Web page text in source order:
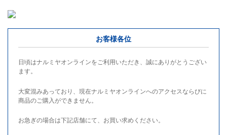
お客様各位
日頃はナルミヤオンラインをご利用いただき、誠にありがとうござい
ます。
大変混みあっており、現在ナルミヤオンラインへのアクセスならびに
商品のご購入ができません。
お急ぎの場合は下記店舗にて、お買い求めください。